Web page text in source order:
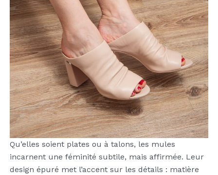
Qu’elles soient plates ou à talons, les mules
incarnent une féminité subtile, mais affirmée. Leur
design épuré met l’accent sur les détails : matière